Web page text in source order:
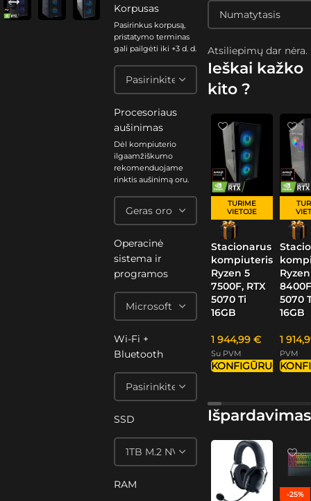
Korpusas
Pasirinkus korpusą,
pristatymo terminas
gali pailgėti iki +3 d. d.
Procesoriaus
aušinimas
Dėl kompiuterio
ilgaamžiškumo
rekomenduojame
rinktis aušinimą oru.
Operacinė
sistema ir
programos
Wi-Fi +
Bluetooth
SSD
RAM
Atsiliepimų dar nėra.
Ieškai kažko
kito ?
TURIME
VIETOJE
Stacionarus
kompiuteris
Ryzen 5
7500F, RTX
5070 Ti
16GB
1 944,99 €
Su PVM
KONFIGŪRUOTI
5070
16GB
1
PVM
Išpardavimas
-25%